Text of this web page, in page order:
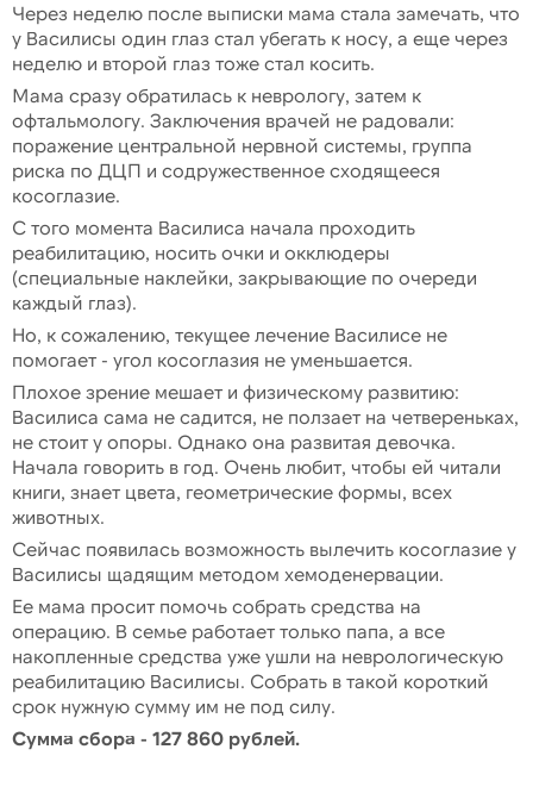
Через неделю после выписки мама стала замечать, что
у Василисы один глаз стал убегать к носу, а еще через
неделю и второй глаз тоже стал косить.
Мама сразу обратилась к неврологу, затем к
офтальмологу. Заключения врачей не радовали:
поражение центральной нервной системы, группа
риска по ДЦП и содружественное сходящееся
косоглазие.
С того момента Василиса начала проходить
реабилитацию, носить очки и окклюдеры
(специальные наклейки, закрывающие по очереди
каждый глаз).
Но, к сожалению, текущее лечение Василисе не
помогает - угол косоглазия не уменьшается.
Плохое зрение мешает и физическому развитию:
Василиса сама не садится, не ползает на четвереньках,
не стоит у опоры. Однако она развитая девочка.
Начала говорить в год. Очень любит, чтобы ей читали
книги, знает цвета, геометрические формы, всех
животных.
Сейчас появилась возможность вылечить косоглазие у
Василисы щадящим методом хемоденервации.
Ее мама просит помочь собрать средства на
операцию. В семье работает только папа, а все
накопленные средства уже ушли на неврологическую
реабилитацию Василисы. Собрать в такой короткий
срок нужную сумму им не под силу.
Сумма сбора - 127 860 рублей.